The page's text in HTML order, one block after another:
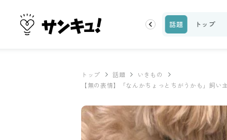
100均・雑貨 スーパー 料理レシピ 話題 トップ
トップ 話題
いきもの
【無の表情】「なんかちょっとちがうかも」飼